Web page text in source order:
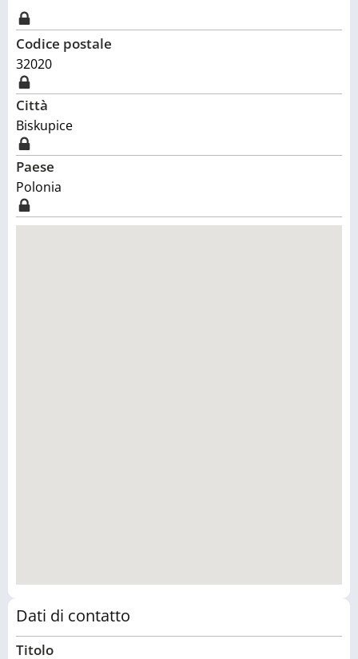
Codice postale
32020
Città
Biskupice
Paese
Polonia
Dati di contatto
Titolo